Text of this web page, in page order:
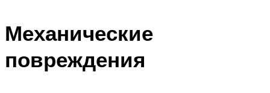
Механические
повреждения